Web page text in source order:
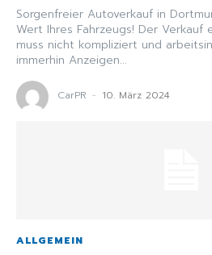
Sorgenfreier Autoverkauf in
Wert Ihres Fahrzeugs! Der Verkauf
muss nicht kompliziert und
immerhin Anzeigen...
CarPR - 10. März 2024
ALLGEMEIN